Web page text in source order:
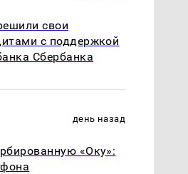
свои
с поддержкой
Сбербанка
день назад
«Оку»: